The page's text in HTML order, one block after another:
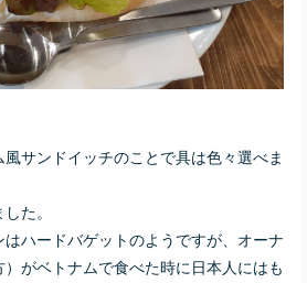
サンドイッチのことで具は色々選べま
た。
ハードバゲットのようですが、オーナ
がベトナムで食べた時に日本人にはも